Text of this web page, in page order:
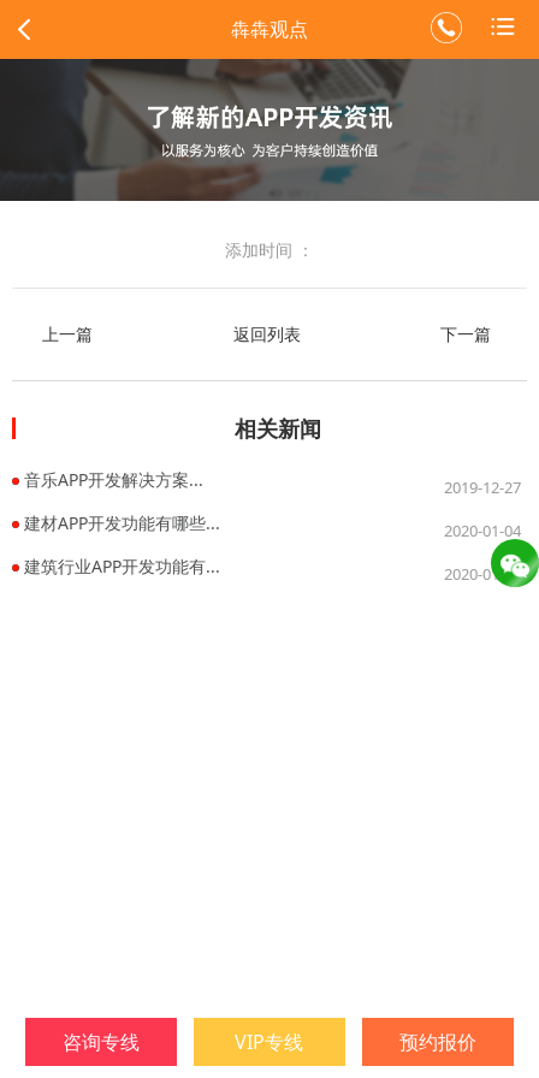
犇犇观点
添加时间 ：
返回列表 下一篇
上一篇
相关新闻
音乐APP开发解决方案... 2019-12-27
建材APP开发功能有哪些... 2020-01-04
建筑行业APP开发功能有... 2020-01-04
咨询专线 VIP专线 预约报价